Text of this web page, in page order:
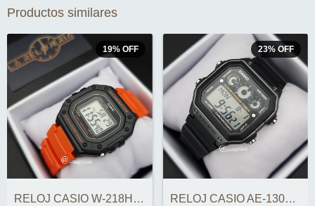
Productos similares
19% OFF
RELOJ CASIO W-218H-4B2VDF ORIGINAL
23% OFF
RELOJ CASIO AE-1300WH-8AVDF YOUTH SERIES...